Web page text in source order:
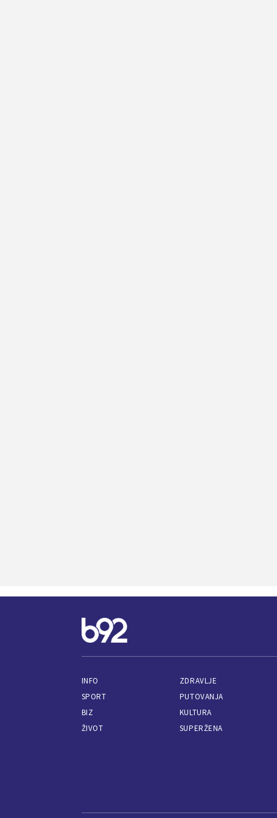
INFO
SPORT
BIZ
ŽIVOT
ZDRAVLJE
PUTOVANJA
KULTURA
SUPERŽENA